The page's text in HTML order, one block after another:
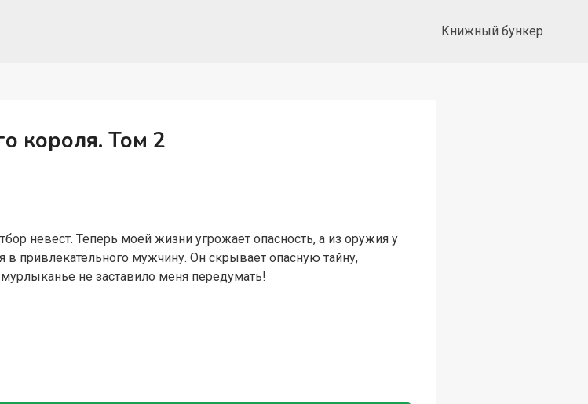
Книжный бункер
короля. Том 2
невест. Теперь моей жизни угрожает опасность, а из оружия у
в привлекательного мужчину. Он скрывает опасную тайну,
не заставило меня передумать!